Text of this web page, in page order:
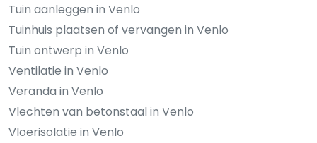
Tuin aanleggen in Venlo
Tuinhuis plaatsen of vervangen in Venlo
Tuin ontwerp in Venlo
Ventilatie in Venlo
Veranda in Venlo
Vlechten van betonstaal in Venlo
Vloerisolatie in Venlo